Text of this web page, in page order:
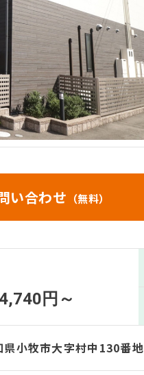
い合わせ （無料）
円～
小牧市大字村中130番地